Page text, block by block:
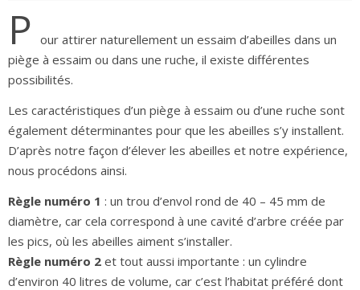
P our attirer naturellement un essaim d’abeilles dans un
piège à essaim ou dans une ruche, il existe différentes
possibilités.
Les caractéristiques d’un piège à essaim ou d’une ruche sont
également déterminantes pour que les abeilles s’y installent.
D’après notre façon d’élever les abeilles et notre expérience,
nous procédons ainsi.
Règle numéro 1 : un trou d’envol rond de 40 – 45 mm de
diamètre, car cela correspond à une cavité d’arbre créée par
les pics, où les abeilles aiment s’installer.
Règle numéro 2 et tout aussi importante : un cylindre
d’environ 40 litres de volume, car c’est l’habitat préféré dont